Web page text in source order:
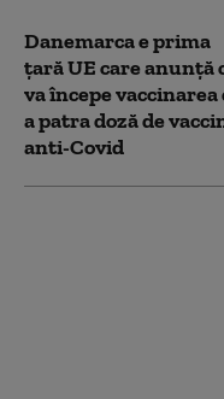
Danemarca e prima
țară UE care anunță
va începe vaccinarea
a patra doză de
anti-Covid